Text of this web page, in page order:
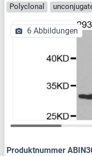
Polyclonal
6 Abbildungen
Produktnummer